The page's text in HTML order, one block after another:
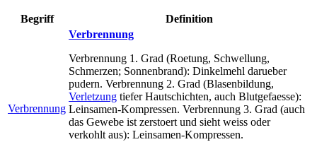
Begriff Definition
Verbrennung
Verbrennung
Verbrennung 1. Grad (Roetung, Schwellung,
Schmerzen; Sonnenbrand): Dinkelmehl darueber
pudern. Verbrennung 2. Grad (Blasenbildung,
Verletzung tiefer Hautschichten, auch Blutgefaesse):
Leinsamen-Kompressen. Verbrennung 3. Grad (auch
das Gewebe ist zerstoert und sieht weiss oder
verkohlt aus): Leinsamen-Kompressen.